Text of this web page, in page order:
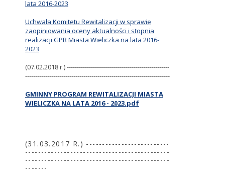
lata 2016-2023
Uchwała Komitetu Rewitalizacji w sprawie
zaopiniowania oceny aktualności i stopnia
realizacji GPR Miasta Wieliczka na lata 2016-
2023
(07.02.2018 r.) ---------------------------------------------------
------------------------------------------------------------------------
GMINNY PROGRAM REWITALIZACJI MIASTA
WIELICZKA NA LATA 2016 - 2023.pdf
(31.03.2017 R.) --------------------------
---------------------------------------------
---------------------------------------------
-------